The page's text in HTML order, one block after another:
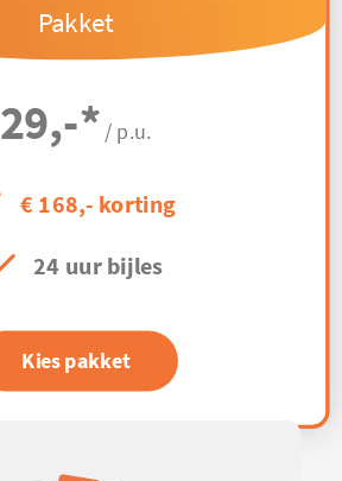
Pakket
29,-* / p.u.
€ 168,- korting
24 uur bijles
Kies pakket